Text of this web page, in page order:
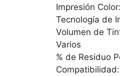
Impresión
Tecnología de
Volumen de
Varios
% de Residuo